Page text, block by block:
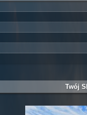
Twój